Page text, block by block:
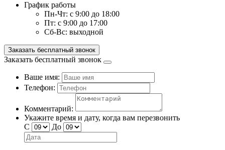
График работы
Пн-Чт: с 9:00 до 18:00
Пт: с 9:00 до 17:00
Сб-Вс: выходной
Заказать бесплатный звонок
Заказать бесплатный звонок
Ваше имя:
Телефон:
Комментарий:
Укажите время и дату, когда вам перезвонить
С
До